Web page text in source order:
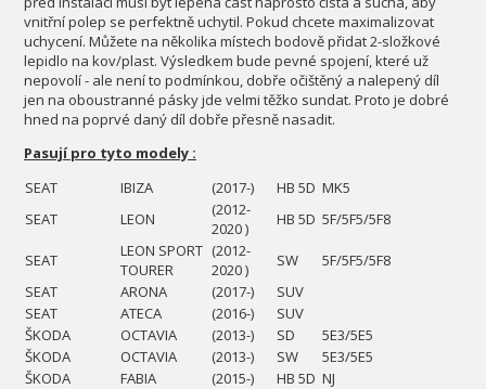
vnitřní polep se perfektně uchytil. Pokud chcete maximalizovat
uchycení. Můžete na několika místech bodově přidat 2-složkové
lepidlo na kov/plast. Výsledkem bude pevné spojení, které už
nepovolí - ale není to podmínkou, dobře očištěný a nalepený díl
jen na oboustranné pásky jde velmi těžko sundat. Proto je dobré
hned na poprvé daný díl dobře přesně nasadit.
Pasují pro tyto modely :
SEAT
IBIZA (2017-) HB 5D MK5
SEAT
LEON
(2012-
2020 )
HB 5D 5F/5F5/5F8
SEAT
LEON SPORT
TOURER
(2012-
2020 )
SW
5F/5F5/5F8
SEAT
ARONA (2017-)
SUV
SEAT
ATECA (2016-)
SUV
ŠKODA
OCTAVIA (2013-) SD
5E3/5E5
ŠKODA
OCTAVIA (2013-) SW
5E3/5E5
ŠKODA
FABIA (2015-) HB 5D NJ